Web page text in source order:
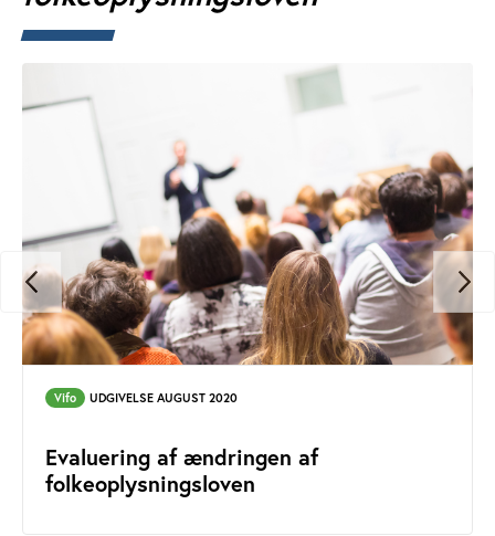
Vifo UDGIVELSE AUGUST 2020
Evaluering af ændringen af
folkeoplysningsloven